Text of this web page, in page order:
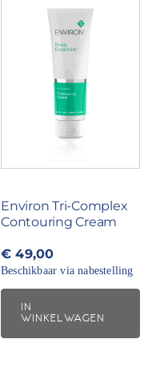
Environ Tri-Complex
Contouring Cream
€ 49,00
Beschikbaar via nabestelling
IN
WINKELWAGEN